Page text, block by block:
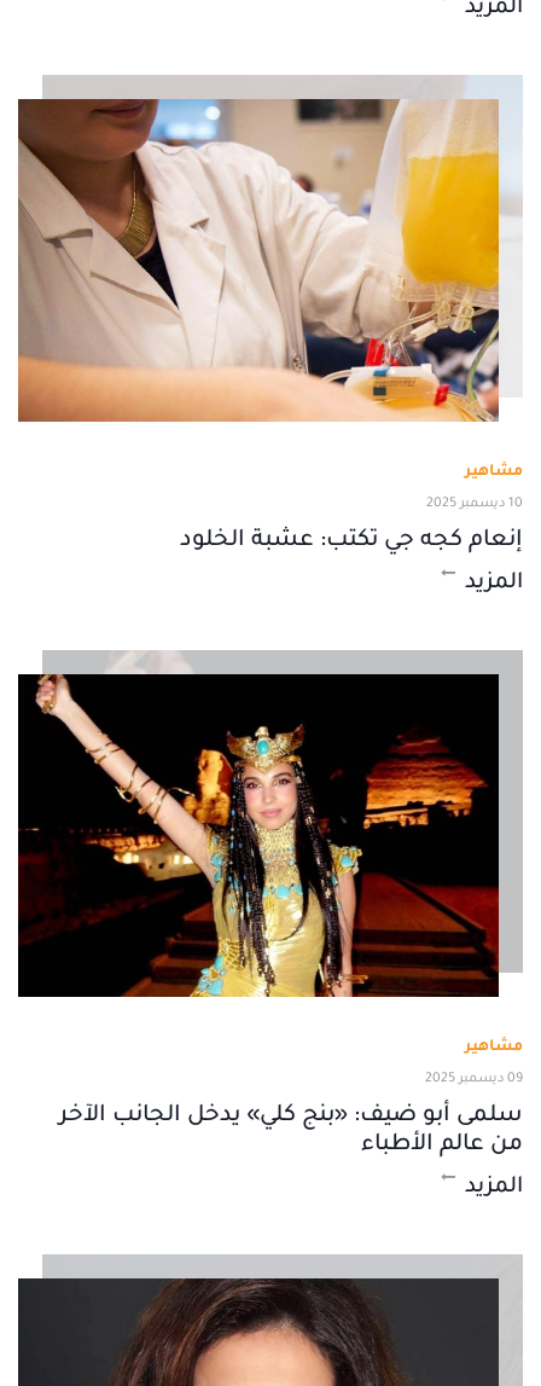
المزيد
مشاهير
10 ديسمبر 2025
إنعام كجه جي تكتب: عشبة الخلود
المزيد
مشاهير
09 ديسمبر 2025
سلمى أبو ضيف: «بنج كلي» يدخل الجانب الآخر
من عالم الأطباء
المزيد